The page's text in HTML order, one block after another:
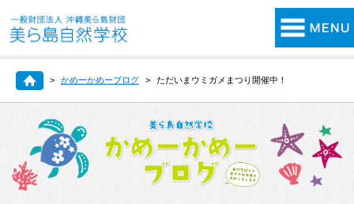
かめーかめーブログ ただいまウミガメまつり開催中！